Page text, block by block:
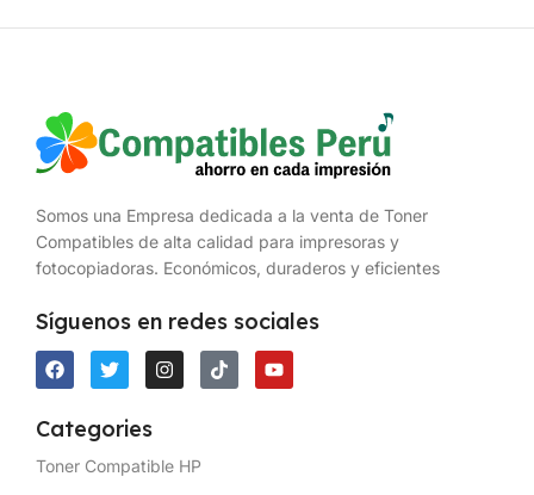
Somos una Empresa dedicada a la venta de Toner
Compatibles de alta calidad para impresoras y
fotocopiadoras. Económicos, duraderos y eficientes
Síguenos en redes sociales
Categories
Toner Compatible HP